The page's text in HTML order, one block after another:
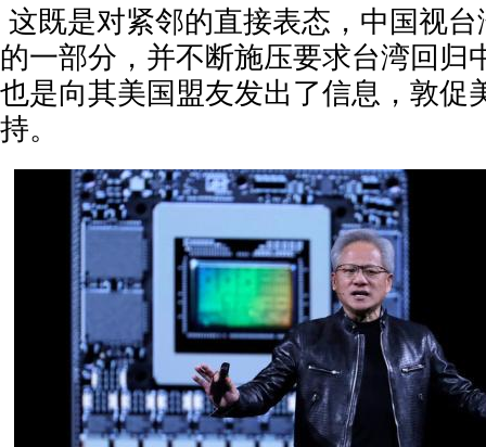
这既是对紧邻的直接表态，中国视
的一部分，并不断施压要求台湾回归
也是向其美国盟友发出了信息，敦促
持。